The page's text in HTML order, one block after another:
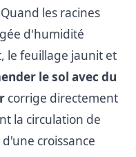
les racines
d'humidité
le feuillage jaunit et
le sol avec du
corrige directement
la circulation de
croissance